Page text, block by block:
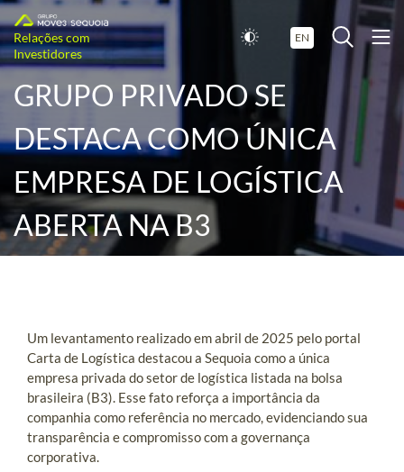
Relações com
Investidores
EN
GRUPO PRIVADO SE
DESTACA COMO ÚNICA
EMPRESA DE LOGÍSTICA
ABERTA NA B3
Um levantamento realizado em abril de 2025 pelo portal
Carta de Logística destacou a Sequoia como a única
empresa privada do setor de logística listada na bolsa
brasileira (B3). Esse fato reforça a importância da
companhia como referência no mercado, evidenciando sua
transparência e compromisso com a governança
corporativa.